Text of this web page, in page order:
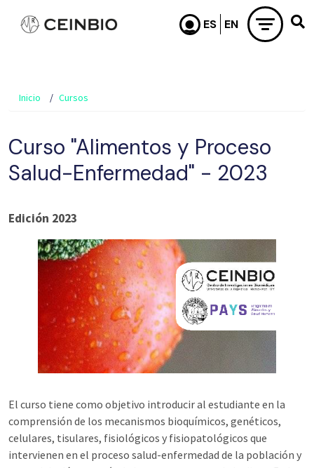
Pasar al contenido principal
Inicio Cursos
Curso "Alimentos y Proceso
Salud-Enfermedad" - 2023
Edición 2023
El curso tiene como objetivo introducir al estudiante en la
comprensión de los mecanismos bioquímicos, genéticos,
celulares, tisulares, fisiológicos y fisiopatológicos que
intervienen en el proceso salud-enfermedad de la población y